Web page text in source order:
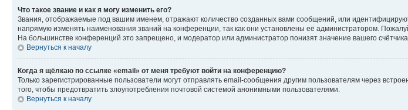
Что такое звание и как я могу изменить его?
Звания, отображаемые под вашим именем, отражают количество созданных вами сообщений, или
напрямую изменять наименования званий на конференции, так как они установлены её администратором.
На большинстве конференций это запрещено, и модератор или администратор понизят значение вашего
Вернуться к началу
Когда я щёлкаю по ссылке «email» от меня требуют войти на конференцию?
Только зарегистрированные пользователи могут отправлять email-сообщения другим пользователям через
того, чтобы предотвратить злоупотребления почтовой системой анонимными пользователями.
Вернуться к началу